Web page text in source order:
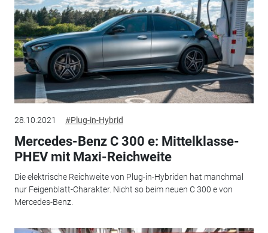
28.10.2021 #Plug-in-Hybrid
Mercedes-Benz C 300 e: Mittelklasse-
PHEV mit Maxi-Reichweite
Die elektrische Reichweite von Plug-in-Hybriden hat manchmal
nur Feigenblatt-Charakter. Nicht so beim neuen C 300 e von
Mercedes-Benz.